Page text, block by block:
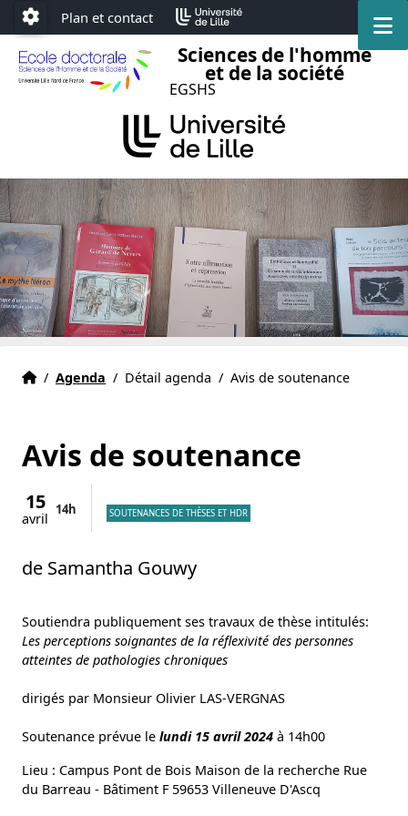
Accéder au menu principal
Accéder au contenu
Paramétrage
Plan et contact
Sciences de l'homme
et de la société
EGSHS
Accueil
Accueil
/ Agenda / Détail agenda / Avis de soutenance
Avis de soutenance
15
avril
14h SOUTENANCES DE THÈSES ET HDR
de Samantha Gouwy
Soutiendra publiquement ses travaux de thèse intitulés:
Les perceptions soignantes de la réflexivité des personnes
atteintes de pathologies chroniques
dirigés par Monsieur Olivier LAS-VERGNAS
Soutenance prévue le lundi 15 avril 2024 à 14h00
Lieu : Campus Pont de Bois Maison de la recherche Rue
du Barreau - Bâtiment F 59653 Villeneuve D'Ascq